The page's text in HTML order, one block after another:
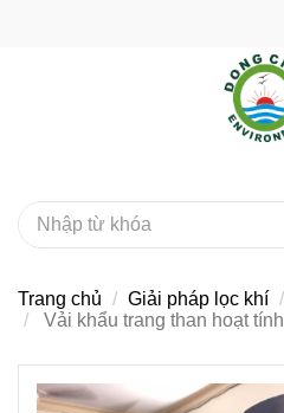
Trang chủ Giải pháp lọc khí
Vải khẩu trang than hoạt tính